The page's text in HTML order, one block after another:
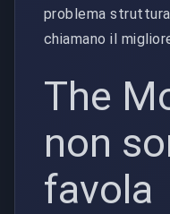
problema
chiamano il
The
non
favola